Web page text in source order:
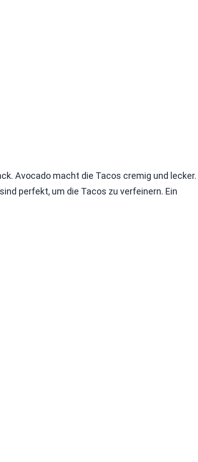
Avocado macht die Tacos cremig und lecker.
perfekt, um die Tacos zu verfeinern. Ein